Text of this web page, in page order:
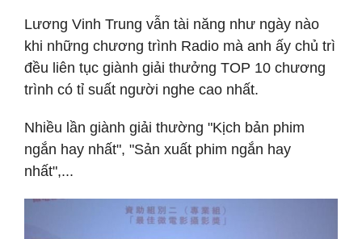
Lương Vinh Trung vẫn tài năng như ngày nào
khi những chương trình Radio mà anh ấy chủ trì
đều liên tục giành giải thưởng TOP 10 chương
trình có tỉ suất người nghe cao nhất.
Nhiều lần giành giải thường "Kịch bản phim
ngắn hay nhất", "Sản xuất phim ngắn hay
nhất",...